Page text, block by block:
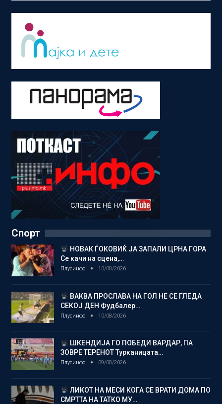
Спорт
НОВАК ЃОКОВИЌ ЈА ЗАПАЛИ ЦРНА ГОРА
Се качи на сцена,…
Плусинфо 10/08/2026
ВАКВА ПРОСЛАВА НА ГОЛ НЕ СЕ ГЛЕДА
СЕКОЈ ДЕН Фудбалер…
Плусинфо 10/08/2026
ШКЕНДИЈА ГО ПОБЕДИ ВАРДАР, ПА
ЗОВРЕ ТЕРЕНОТ Турканицата…
Плусинфо 09/08/2026
ЛИКОТ НА МЕСИ КОГА СЕ ВРАТИ ДОМА ПО
СМРТТА НА ТАТКО МУ…